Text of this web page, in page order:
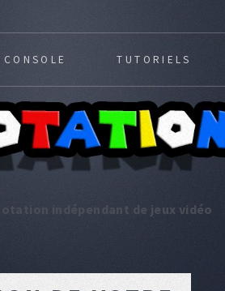
indépendant de jeux vidéo
TUTORIELS